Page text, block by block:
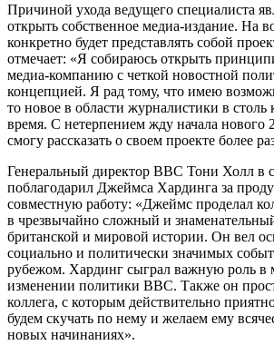
Причиной ухода ведущего специалиста
открыть собственное медиа-издание. На
конкретно будет представлять собой
отмечает: «Я собираюсь открыть
медиа-компанию с четкой новостной
концепцией. Я рад тому, что имею
то новое в области журналистики в столь
время. С нетерпением жду начала нового
смогу рассказать о своем проекте более
Генеральный директор BBC Тони Холл в
поблагодарил Джеймса Хардинга за
совместную работу: «Джеймс проделал
в чрезвычайно сложный и
британской и мировой истории. Он вел
социально и политически значимых
рубежом. Хардинг сыграл важную роль в
изменении политики BBC. Также он
коллега, с которым действительно
будем скучать по нему и желаем ему
новых начинаниях».